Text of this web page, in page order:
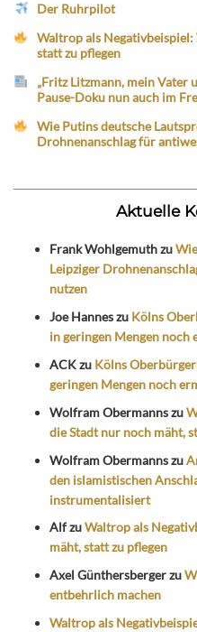
Der Ruhrpilot
Waltrop als
statt zu pflegen
„Fritz Litzmann, mein Vater
Pause-Doku nun auch im
Wie Putins deutsche
Drohnenanschlag für
Aktuelle
Frank Wohlgemuthzu
Leipziger
nutzen
Joe Hanneszu Kölns
in geringen Mengen noch
ACKzu Kölns
geringen Mengen noch
Wolfram Obermannszu
die Stadt nur noch mäht,
Wolfram Obermannszu
den islamistischen
instrumentalisiert
AlfzuWaltrop als
mäht, statt zu pflegen
Axel Günthersbergerzu
entbehrlich machen
Waltrop als